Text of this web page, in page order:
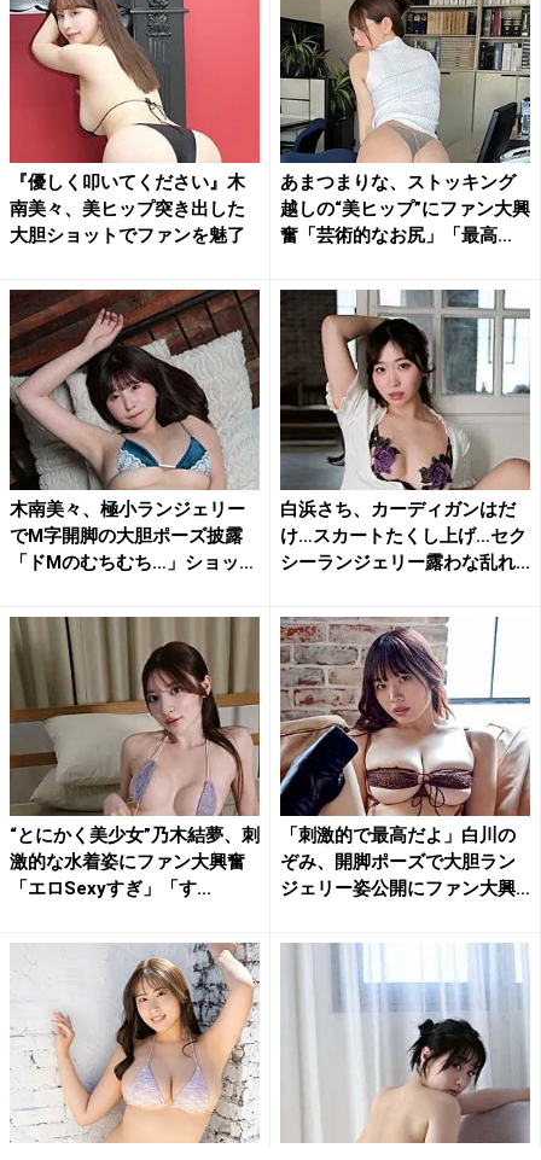
『優しく叩いてください』木
南美々、美ヒップ突き出した
大胆ショットでファンを魅了
あまつまりな、ストッキング
越しの“美ヒップ”にファン大興
奮「芸術的なお尻」「最高...
木南美々、極小ランジェリー
でM字開脚の大胆ポーズ披露
「ドMのむちむち…」ショッ
白浜さち、カーディガンはだ
け…スカートたくし上げ…セク
シーランジェリー露わな乱れ...
“とにかく美少女”乃木結夢、刺
激的な水着姿にファン大興奮
「エロSexyすぎ」「す...
「刺激的で最高だよ」白川の
ぞみ、開脚ポーズで大胆ラン
ジェリー姿公開にファン大興